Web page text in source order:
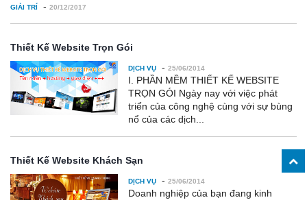
GIẢI TRÍ - 20/12/2017
Thiết Kế Website Trọn Gói
DỊCH VỤ - 25/06/2014
I. PHẦN MỀM THIẾT KẾ WEBSITE
TRỌN GÓI Ngày nay với việc phát
triển của công nghệ cùng với sự bùng
nổ của các dịch...
Thiết Kế Website Khách Sạn
DỊCH VỤ - 25/06/2014
Doanh nghiệp của bạn đang kinh